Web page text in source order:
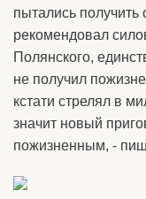
пытались
рекомендовал
Полянского,
не получил
кстати стрелял в
значит новый
пожизненным, -